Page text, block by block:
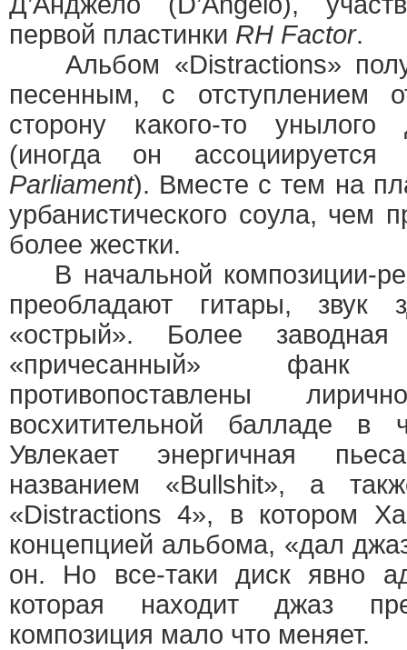
первой пластинки RH Factor.
Альбом «Distractions»
песенным, с отступлением
сторону какого-то унылого
(иногда он
Parliament). Вместе с тем на
урбанистического соула, чем
более жестки.
В начальной композиции-
преобладают гитары, звук
«острый». Более
«причесанный»
противопоставлены
восхитительной балладе в
Увлекает энергичная
названием «Bullshit», а
«Distractions 4», в котором
концепцией альбома, «дал
он. Но все-таки диск явно
которая находит джаз
композиция мало что меняет.